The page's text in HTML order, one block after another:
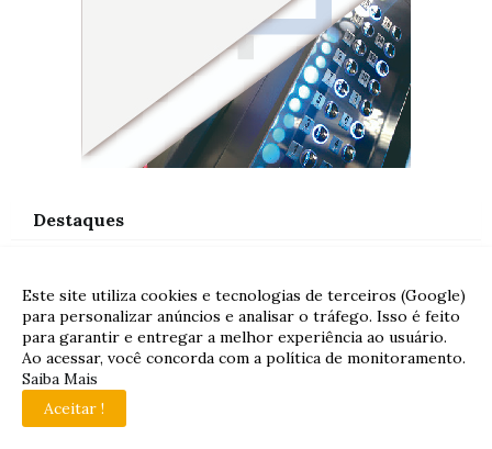
Destaques
# FOLHA DO PLANALTO
Quase 65 mil famílias ainda
podem garantir desconto na
conta de luz na região
metropolitana de Goiânia
Este site utiliza cookies e tecnologias de terceiros (Google)
para personalizar anúncios e analisar o tráfego. Isso é feito
para garantir e entregar a melhor experiência ao usuário.
Ao acessar, você concorda com a política de monitoramento.
Saiba Mais
Aceitar !